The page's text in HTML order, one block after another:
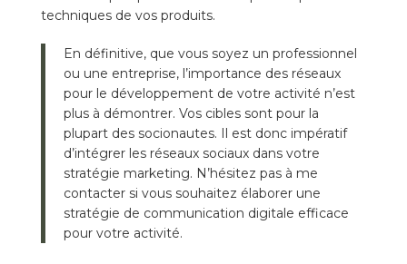
techniques de vos produits.
En définitive, que vous soyez un professionnel
ou une entreprise, l’importance des réseaux
pour le développement de votre activité n’est
plus à démontrer. Vos cibles sont pour la
plupart des socionautes. Il est donc impératif
d’intégrer les réseaux sociaux dans votre
stratégie marketing. N’hésitez pas à me
contacter si vous souhaitez élaborer une
stratégie de communication digitale efficace
pour votre activité.